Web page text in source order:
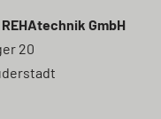
GmbH
20